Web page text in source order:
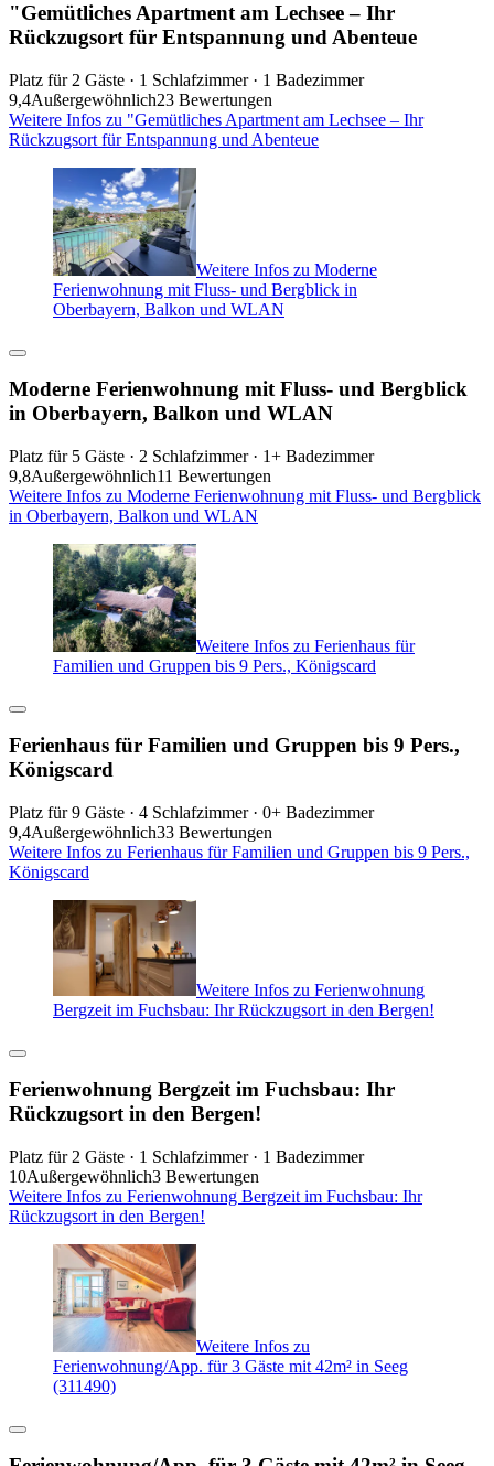
"Gemütliches Apartment am Lechsee – Ihr
Rückzugsort für Entspannung und Abenteue
Platz für 2 Gäste · 1 Schlafzimmer · 1 Badezimmer
9,4Außergewöhnlich23 Bewertungen
Weitere Infos zu "Gemütliches Apartment am Lechsee – Ihr
Rückzugsort für Entspannung und Abenteue
Weitere Infos zu Moderne
Ferienwohnung mit Fluss- und Bergblick in
Oberbayern, Balkon und WLAN
Moderne Ferienwohnung mit Fluss- und Bergblick
in Oberbayern, Balkon und WLAN
Platz für 5 Gäste · 2 Schlafzimmer · 1+ Badezimmer
9,8Außergewöhnlich11 Bewertungen
Weitere Infos zu Moderne Ferienwohnung mit Fluss- und Bergblick
in Oberbayern, Balkon und WLAN
Weitere Infos zu Ferienhaus für
Familien und Gruppen bis 9 Pers., Königscard
Ferienhaus für Familien und Gruppen bis 9 Pers.,
Königscard
Platz für 9 Gäste · 4 Schlafzimmer · 0+ Badezimmer
9,4Außergewöhnlich33 Bewertungen
Weitere Infos zu Ferienhaus für Familien und Gruppen bis 9 Pers.,
Königscard
Weitere Infos zu Ferienwohnung
Bergzeit im Fuchsbau: Ihr Rückzugsort in den Bergen!
Ferienwohnung Bergzeit im Fuchsbau: Ihr
Rückzugsort in den Bergen!
Platz für 2 Gäste · 1 Schlafzimmer · 1 Badezimmer
10Außergewöhnlich3 Bewertungen
Weitere Infos zu Ferienwohnung Bergzeit im Fuchsbau: Ihr
Rückzugsort in den Bergen!
Weitere Infos zu
Ferienwohnung/App. für 3 Gäste mit 42m² in Seeg
(311490)